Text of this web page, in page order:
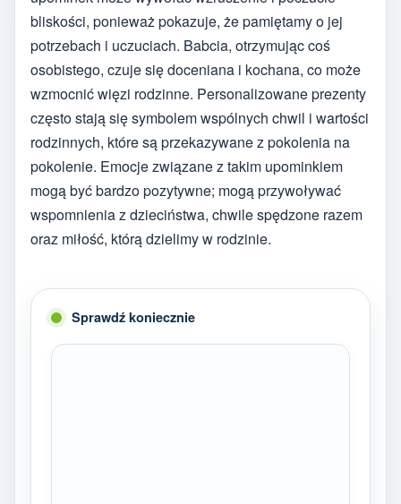
bliskości, ponieważ pokazuje, że pamiętamy o jej
potrzebach i uczuciach. Babcia, otrzymując coś
osobistego, czuje się doceniana i kochana, co może
wzmocnić więzi rodzinne. Personalizowane prezenty
często stają się symbolem wspólnych chwil i wartości
rodzinnych, które są przekazywane z pokolenia na
pokolenie. Emocje związane z takim upominkiem
mogą być bardzo pozytywne; mogą przywoływać
wspomnienia z dzieciństwa, chwile spędzone razem
oraz miłość, którą dzielimy w rodzinie.
Sprawdź koniecznie